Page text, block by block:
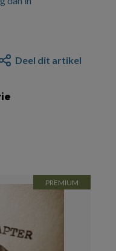
Deel dit artikel